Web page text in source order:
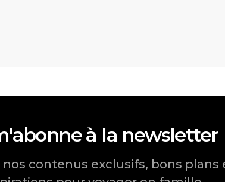
à la newsletter
nos contenus exclusifs, bons plans